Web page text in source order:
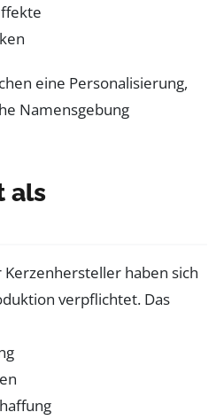
eine Personalisierung,
Namensgebung
als
haben sich
verpflichtet. Das